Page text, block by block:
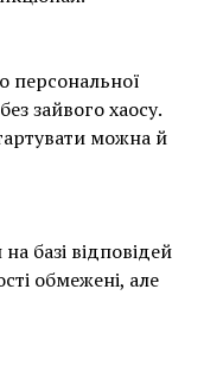
персональної
зайвого хаосу.
можна й
базі відповідей
обмежені, але